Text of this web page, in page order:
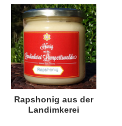
Rapshonig aus der
Landimkerei